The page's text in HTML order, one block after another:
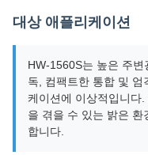
대상 애플리케이션
HW-1560S는 높은 주
독, 컴팩트한 통합 및 엄
케이션에 이상적입니다
을 겪을 수 있는 밝은
합니다.